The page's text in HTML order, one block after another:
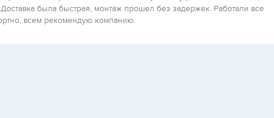
была быстрая, монтаж прошел без задержек. Работали все
всем рекомендую компанию.